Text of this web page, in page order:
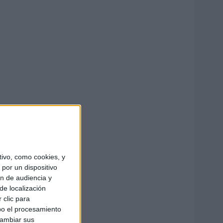
como cookies, y
un dispositivo
de audiencia y
localización
clic para
el procesamiento
sus